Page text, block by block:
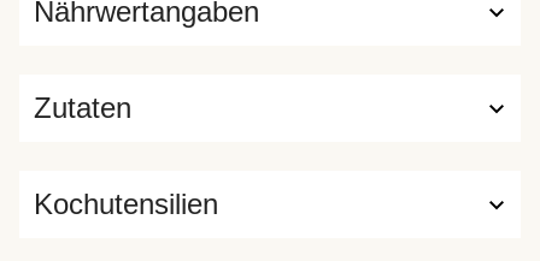
Zutaten
Nährwertangaben
Kochutensilien